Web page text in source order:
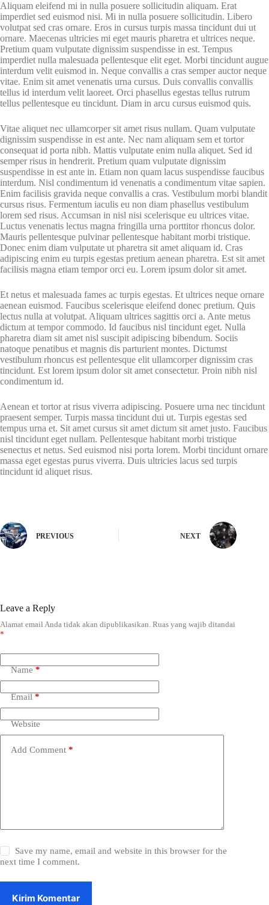
Aliquam eleifend mi in nulla posuere sollicitudin aliquam. Erat
imperdiet sed euismod nisi. Mi in nulla posuere sollicitudin. Libero
volutpat sed cras ornare. Eros in cursus turpis massa tincidunt dui ut
ornare. Maecenas ultricies mi eget mauris pharetra et ultrices neque.
Pretium quam vulputate dignissim suspendisse in est. Tempus
imperdiet nulla malesuada pellentesque elit eget. Morbi tincidunt augue
interdum velit euismod in. Neque convallis a cras semper auctor neque
vitae. Enim sit amet venenatis urna cursus. Duis convallis convallis
tellus id interdum velit laoreet. Orci phasellus egestas tellus rutrum
tellus pellentesque eu tincidunt. Diam in arcu cursus euismod quis.
Vitae aliquet nec ullamcorper sit amet risus nullam. Quam vulputate
dignissim suspendisse in est ante. Nec nam aliquam sem et tortor
consequat id porta nibh. Mattis vulputate enim nulla aliquet. Sed id
semper risus in hendrerit. Pretium quam vulputate dignissim
suspendisse in est ante in. Etiam non quam lacus suspendisse faucibus
interdum. Nisl condimentum id venenatis a condimentum vitae sapien.
Enim facilisis gravida neque convallis a cras. Vestibulum morbi blandit
cursus risus. Fermentum iaculis eu non diam phasellus vestibulum
lorem sed risus. Accumsan in nisl nisi scelerisque eu ultrices vitae.
Luctus venenatis lectus magna fringilla urna porttitor rhoncus dolor.
Mauris pellentesque pulvinar pellentesque habitant morbi tristique.
Donec enim diam vulputate ut pharetra sit amet aliquam id. Cras
adipiscing enim eu turpis egestas pretium aenean pharetra. Est sit amet
facilisis magna etiam tempor orci eu. Lorem ipsum dolor sit amet.
Et netus et malesuada fames ac turpis egestas. Et ultrices neque ornare
aenean euismod. Faucibus scelerisque eleifend donec pretium. Quis
lectus nulla at volutpat. Aliquam ultrices sagittis orci a. Ante metus
dictum at tempor commodo. Id faucibus nisl tincidunt eget. Nulla
pharetra diam sit amet nisl suscipit adipiscing bibendum. Sociis
natoque penatibus et magnis dis parturient montes. Dictumst
vestibulum rhoncus est pellentesque elit ullamcorper dignissim cras
tincidunt. Est lorem ipsum dolor sit amet consectetur. Proin nibh nisl
condimentum id.
Aenean et tortor at risus viverra adipiscing. Posuere urna nec tincidunt
praesent semper. Turpis massa tincidunt dui ut. Turpis egestas sed
tempus urna et. Sit amet cursus sit amet dictum sit amet justo. Faucibus
nisl tincidunt eget nullam. Pellentesque habitant morbi tristique
senectus et netus. Sed euismod nisi porta lorem. Morbi tincidunt ornare
massa eget egestas purus viverra. Duis ultricies lacus sed turpis
tincidunt id aliquet risus.
PREVIOUS NEXT
Leave a Reply
Alamat email Anda tidak akan dipublikasikan. Ruas yang wajib ditandai
*
Name *
Email *
Website
Add Comment *
Save my name, email and website in this browser for the
next time I comment.
Kirim Komentar